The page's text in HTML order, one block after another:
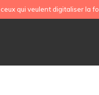
qui veulent digitaliser la